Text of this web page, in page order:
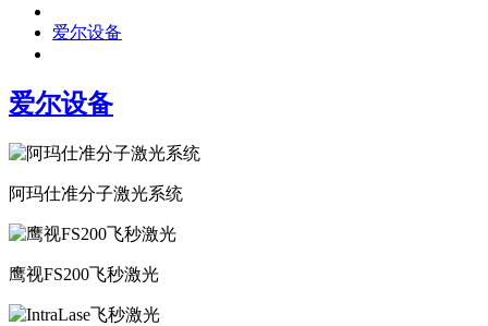
爱尔设备
爱尔设备
阿玛仕准分子激光系统
鹰视FS200飞秒激光